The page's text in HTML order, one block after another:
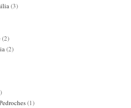
(3)
(2)
(2)
(1)